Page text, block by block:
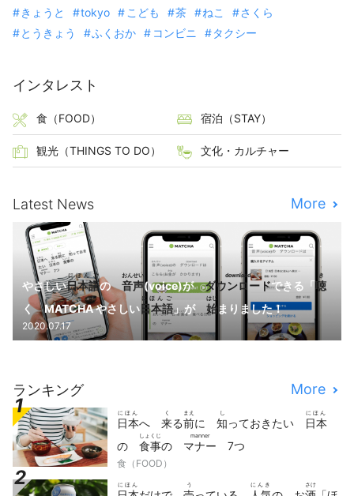
きょうと tokyo こども 茶 ねこ
さくら
とうきょう
ふくおか コンビニ タクシー
インタレスト
食（FOOD） 宿泊（STAY）
観光（THINGS TO DO） 文化・カルチャー
Latest News More
やさしい日本語
にほんご
の 音声
おんせい
(voice)がダウンロード
download
できる「聴
き
く MATCHA やさしい日本語
にほんご
」が 始
はじ
まりました！
2020.07.17
ランキング More
日本
にほん
へ 来
く
る前
まえ
に 知
し
っておきたい 日本
にほん
の 食事
しょくじ
の マナー
manner
7つ
食（FOOD）
にほん う にんき さけ